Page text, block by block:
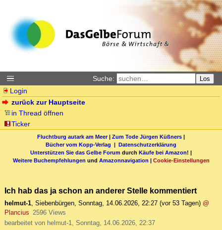
Suche: Los
Login
zurück zur Hauptseite
in Thread öffnen
Ticker
Fluchtburg autark am Meer| Zum Tode Jürgen Küßners |
Bücher vom Kopp-Verlag | Datenschutzerklärung
Unterstützen Sie das Gelbe Forum durch Käufe bei Amazon! |
Weitere Buchempfehlungen und Amazonnavigation | Cookie-Einstellungen
Ich hab das ja schon an anderer Stelle kommentiert
helmut-1, Siebenbürgen, Sonntag, 14.06.2026, 22:27 (vor 53 Tagen) @
Plancius 2596 Views
bearbeitet von helmut-1, Sonntag, 14.06.2026, 22:37